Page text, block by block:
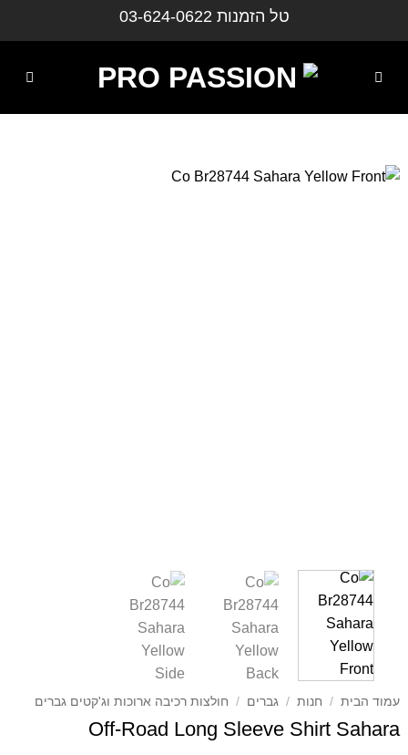
טל הזמנות 03-624-0622
עמוד הבית / חנות / גברים / חולצות רכיבה ארוכות וג'קטים גברים
Off-Road Long Sleeve Shirt Sahara